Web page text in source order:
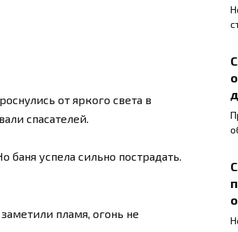
от яркого света в
спасателей.
успела сильно пострадать.
пламя, огонь не